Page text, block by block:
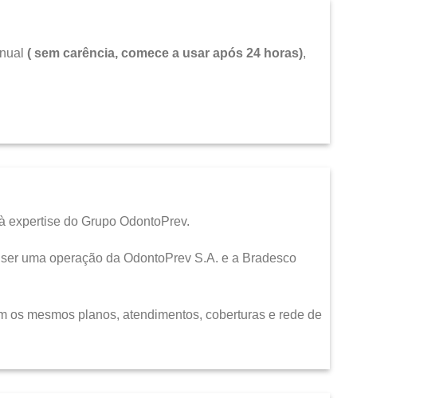
( sem carência, comece a usar após 24 horas),
expertise do Grupo OdontoPrev.
uma operação da OdontoPrev S.A. e a Bradesco
os mesmos planos, atendimentos, coberturas e rede de